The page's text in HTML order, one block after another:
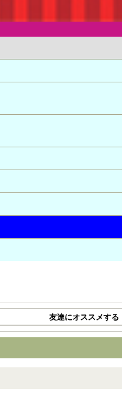
友達にオススメする